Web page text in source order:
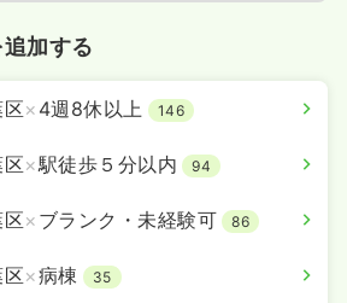
加する
× 4週8休以上 146
×駅徒歩５分以内 94
× ブランク・未経験可 86
×病棟 35